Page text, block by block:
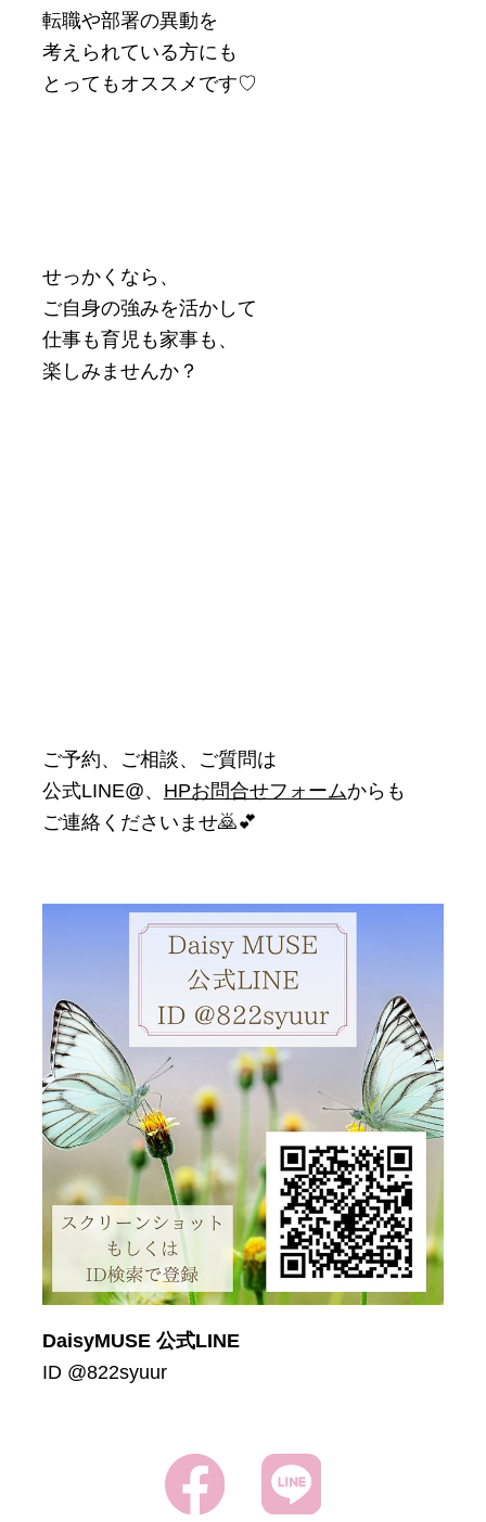
転職や部署の異動を
考えられている方にも
とってもオススメです♡
せっかくなら、
ご自身の強みを活かして
仕事も育児も家事も、
楽しみませんか？
ご予約、ご相談、ご質問は
公式LINE@、 HPお問合せフォームからも
ご連絡くださいませ🙇💕
DaisyMUSE 公式LINE
ID @822syuur